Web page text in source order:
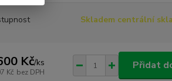
Skladem centrální
Kč/ks
Kč bez DPH
Přidat